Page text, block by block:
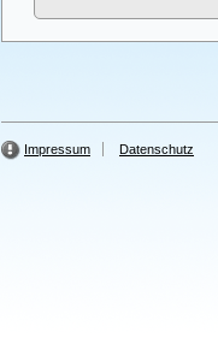
Impressum Datenschutz